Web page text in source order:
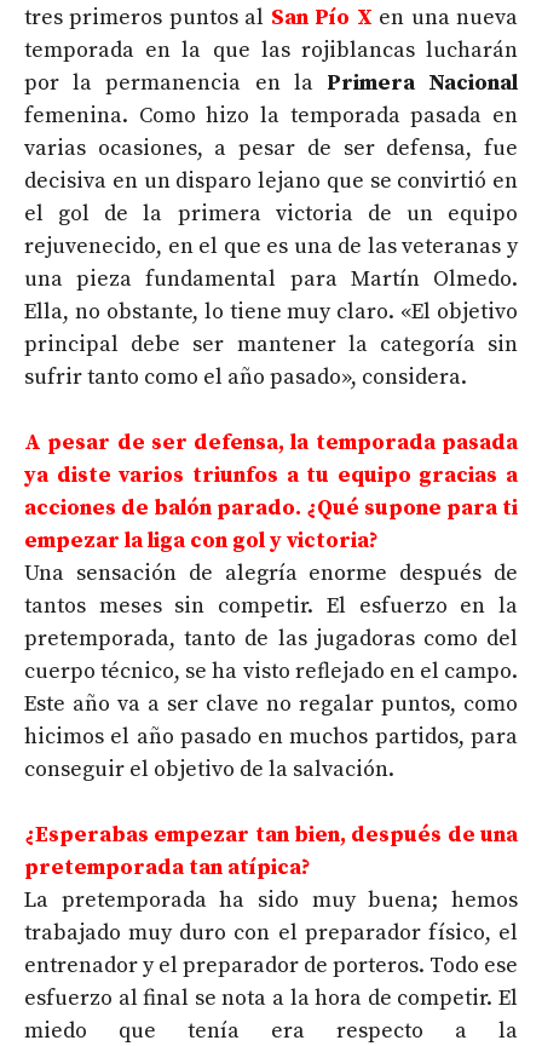
tres primeros puntos al San Pío X en una nueva
temporada en la que las rojiblancas lucharán
por la permanencia en la Primera Nacional
femenina. Como hizo la temporada pasada en
varias ocasiones, a pesar de ser defensa, fue
decisiva en un disparo lejano que se convirtió en
el gol de la primera victoria de un equipo
rejuvenecido, en el que es una de las veteranas y
una pieza fundamental para Martín Olmedo.
Ella, no obstante, lo tiene muy claro. «El objetivo
principal debe ser mantener la categoría sin
sufrir tanto como el año pasado», considera.
A pesar de ser defensa, la temporada pasada
ya diste varios triunfos a tu equipo gracias a
acciones de balón parado. ¿Qué supone para ti
empezar la liga con gol y victoria?
Una sensación de alegría enorme después de
tantos meses sin competir. El esfuerzo en la
pretemporada, tanto de las jugadoras como del
cuerpo técnico, se ha visto reflejado en el campo.
Este año va a ser clave no regalar puntos, como
hicimos el año pasado en muchos partidos, para
conseguir el objetivo de la salvación.
¿Esperabas empezar tan bien, después de una
pretemporada tan atípica?
La pretemporada ha sido muy buena; hemos
trabajado muy duro con el preparador físico, el
entrenador y el preparador de porteros. Todo ese
esfuerzo al final se nota a la hora de competir. El
miedo que tenía era respecto a la